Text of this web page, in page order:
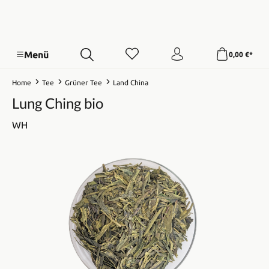
Menü 0,00 €*
Home Tee Grüner Tee Land China
Lung Ching bio
WH
Bildergalerie überspringen